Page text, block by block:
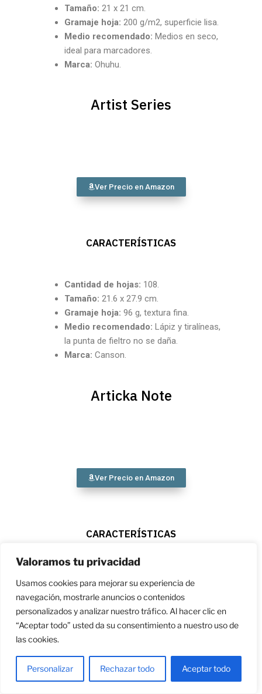
Valoramos tu privacidad
Usamos cookies para mejorar su experiencia de
navegación, mostrarle anuncios o contenidos
personalizados y analizar nuestro tráfico. Al hacer clic en
“Aceptar todo” usted da su consentimiento a nuestro uso de
las cookies.
Personalizar Rechazar todo Aceptar todo
Tamaño: 21 x 21 cm.
Gramaje hoja: 200 g/m2, superficie lisa.
Medio recomendado: Medios en seco,
ideal para marcadores.
Marca: Ohuhu.
Artist Series
Ver Precio en Amazon
CARACTERÍSTICAS
Cantidad de hojas: 108.
Tamaño: 21.6 x 27.9 cm.
Gramaje hoja: 96 g, textura fina.
Medio recomendado: Lápiz y tiralíneas,
la punta de fieltro no se daña.
Marca: Canson.
Articka Note
Ver Precio en Amazon
CARACTERÍSTICAS
Tamaño:20.3 x 20.3 cm.
Gramaje hoja:190 g/m2.
Medio recomendado:Medios en seco.
Marca: Articka.
LYTek - Cuaderno de bocetos